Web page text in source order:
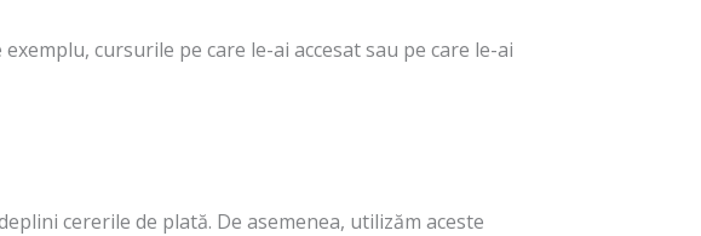
cursurile pe care le-ai accesat sau pe care le-ai
cererile de plată. De asemenea, utilizăm aceste